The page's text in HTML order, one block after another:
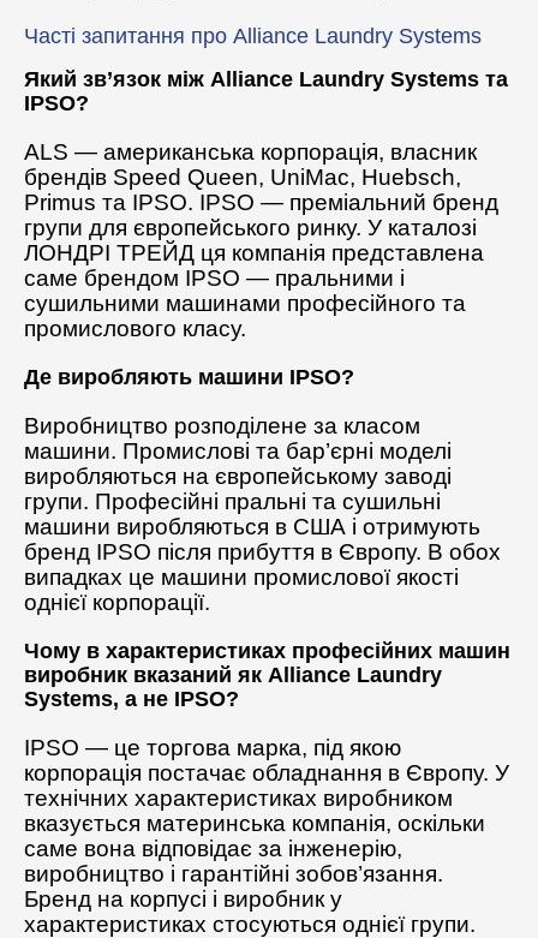
Часті запитання про Alliance Laundry Systems
Який зв’язок між Alliance Laundry Systems та
IPSO?
ALS — американська корпорація, власник
брендів Speed Queen, UniMac, Huebsch,
Primus та IPSO. IPSO — преміальний бренд
групи для європейського ринку. У каталозі
ЛОНДРІ ТРЕЙД ця компанія представлена
саме брендом IPSO — пральними і
сушильними машинами професійного та
промислового класу.
Де виробляють машини IPSO?
Виробництво розподілене за класом
машини. Промислові та бар’єрні моделі
виробляються на європейському заводі
групи. Професійні пральні та сушильні
машини виробляються в США і отримують
бренд IPSO після прибуття в Європу. В обох
випадках це машини промислової якості
однієї корпорації.
Чому в характеристиках професійних машин
виробник вказаний як Alliance Laundry
Systems, а не IPSO?
IPSO — це торгова марка, під якою
корпорація постачає обладнання в Європу. У
технічних характеристиках виробником
вказується материнська компанія, оскільки
саме вона відповідає за інженерію,
виробництво і гарантійні зобов’язання.
Бренд на корпусі і виробник у
характеристиках стосуються однієї групи.